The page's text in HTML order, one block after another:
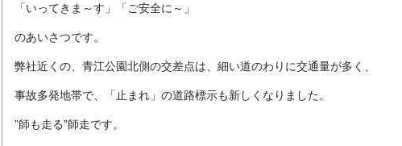
「いってきま～す」「ご安全に～」
のあいさつです。
弊社近くの、青江公園北側の交差点は、細い道のわりに交通量が多く、
事故多発地帯で、「止まれ」の道路標示も新しくなりました。
”師も走る”師走です。